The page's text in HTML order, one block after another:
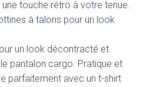
touche rétro à votre tenue.
à talons pour un look
un look décontracté et
pantalon cargo. Pratique et
parfaitement avec un t-shirt